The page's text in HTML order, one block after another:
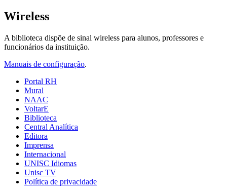
Wireless
A biblioteca dispõe de sinal wireless para alunos, professores e
funcionários da instituição.
Manuais de configuração.
Portal RH
Mural
NAAC
VoltarE
Biblioteca
Central Analítica
Editora
Imprensa
Internacional
UNISC Idiomas
Unisc TV
Política de privacidade